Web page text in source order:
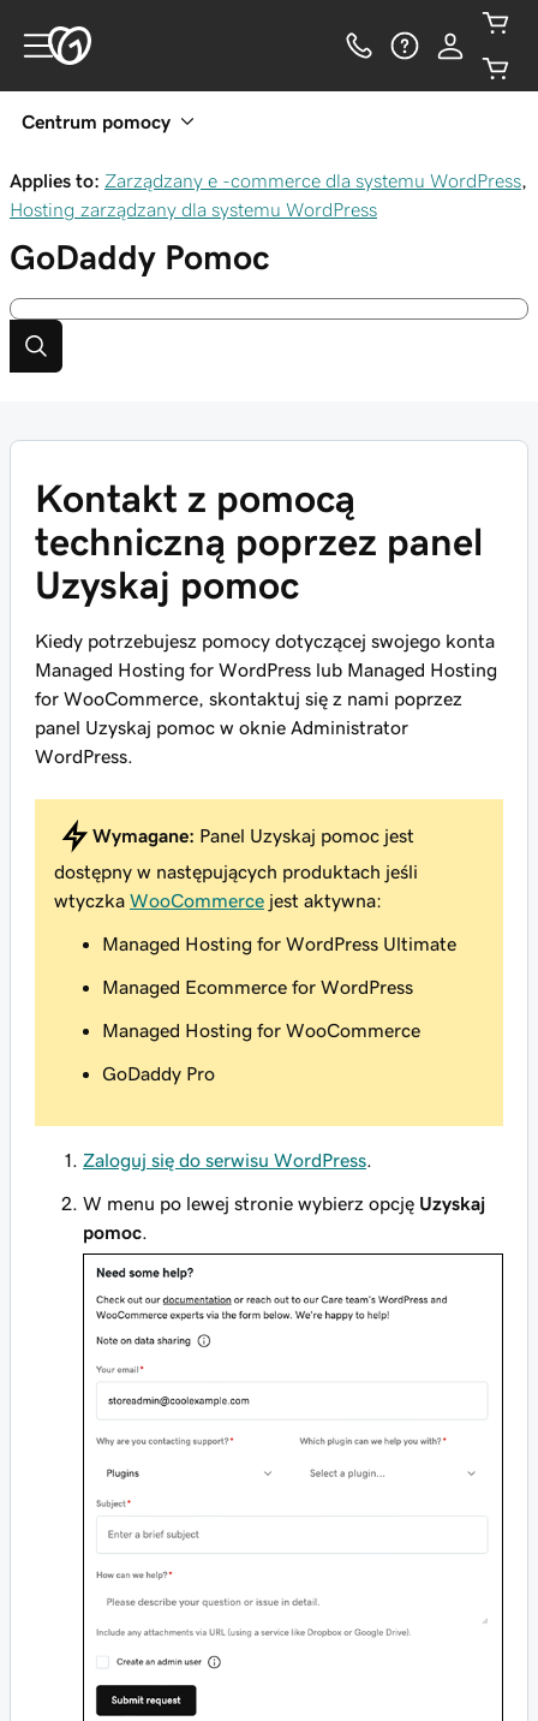
Centrum pomocy
Applies to: Zarządzany e -commerce dla systemu WordPress
Hosting zarządzany dla systemu WordPress
GoDaddy Pomoc
Kontakt z pomocą
techniczną poprzez panel
Uzyskaj pomoc
Kiedy potrzebujesz pomocy dotyczącej swojego konta
Managed Hosting for WordPress lub Managed Hosting
for WooCommerce, skontaktuj się z nami poprzez
panel Uzyskaj pomoc w oknie Administrator
WordPress.
Wymagane: Panel Uzyskaj pomoc jest
dostępny w następujących produktach jeśli
wtyczka WooCommerce jest aktywna:
Managed Hosting for WordPress Ultimate
Managed Ecommerce for WordPress
Managed Hosting for WooCommerce
GoDaddy Pro
Zaloguj się do serwisu WordPress
W menu po lewej stronie wybierz opcję Uzyskaj
pomoc